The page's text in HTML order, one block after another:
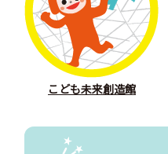
こども未来創造館